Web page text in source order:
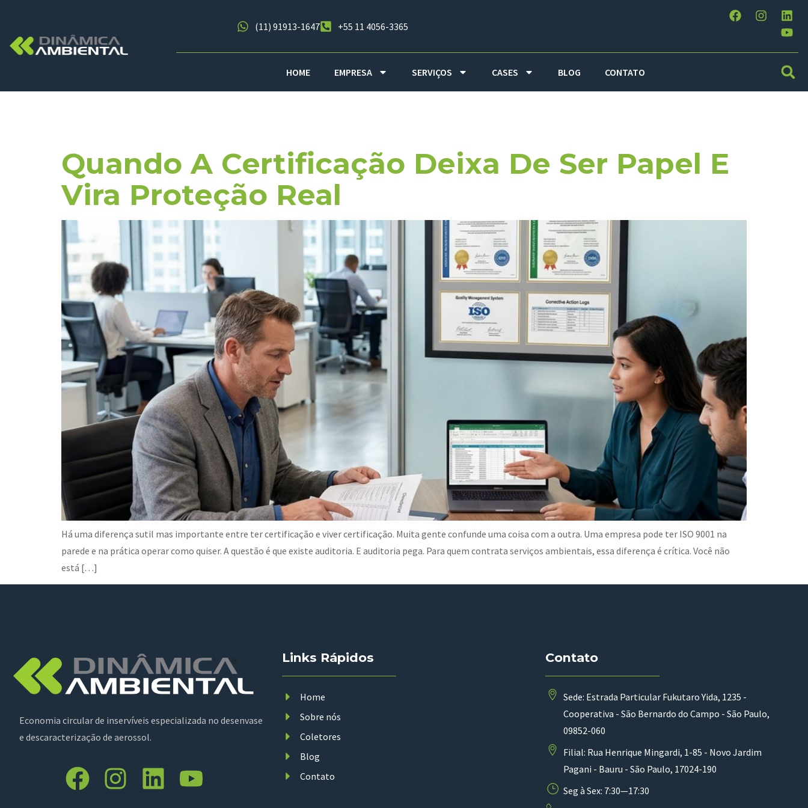
(11) 91913-1647 +55 11 4056-3365
HOME EMPRESA SERVIÇOS CASES BLOG CONTATO
Quando A Certificação Deixa De Ser Papel E
Vira Proteção Real
Há uma diferença sutil mas importante entre ter certificação e viver certificação. Muita gente confunde uma coisa com a outra. Uma empresa pode ter ISO 9001 na
parede e na prática operar como quiser. A questão é que existe auditoria. E auditoria pega. Para quem contrata serviços ambientais, essa diferença é crítica. Você não
está […]
Economia circular de inservíveis especializada no desenvase
e descaracterização de aerossol.
Links Rápidos
Home
Sobre nós
Coletores
Blog
Contato
Contato
Sede: Estrada Particular Fukutaro Yida, 1235 -
Cooperativa - São Bernardo do Campo - São Paulo,
09852-060
Filial: Rua Henrique Mingardi, 1-85 - Novo Jardim
Pagani - Bauru - São Paulo, 17024-190
Seg à Sex: 7:30—17:30